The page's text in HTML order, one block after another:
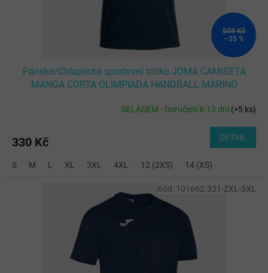
508 Kč
–35 %
Pánské/Chlapecké sportovní tričko JOMA CAMISETA
MANGA CORTA OLIMPIADA HANDBALL MARINO
SKLADEM - Doručení 8-13 dní(>5 ks)
330 Kč DETAIL
S M L XL 3XL 4XL 12 (2XS) 14 (XS)
Kód: 101662.331-2XL-3XL